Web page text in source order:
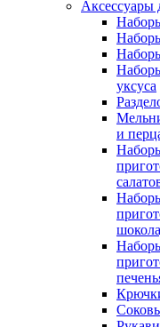
Аксессуары
уксуса
и